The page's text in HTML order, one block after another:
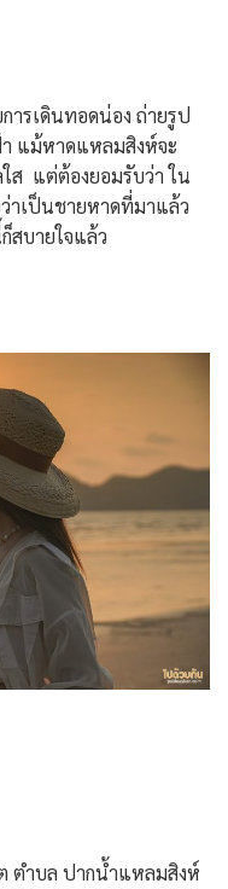
ารเดินทอดน่อง ถ่ายรูป
แม้หาดแหลมสิงห์จะ
ส แต่ต้องยอมรับว่า ใน
าเป็นชายหาดที่มาแล้ว
สบายใจแล้ว
ตำบล ปากน้ำแหลมสิงห์